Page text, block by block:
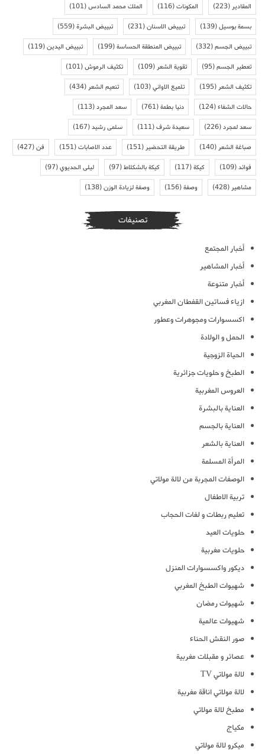
المقادير(223) المكونات(116) الملك محمد السادس(101)
بسمة بوسيل(139) تبييض الاسنان(231) تبييض البشرة(559)
تبييض الجسم(332) تبييض المنطقة الحساسة(199) تبييض اليدين(119)
تعطير الجسم(95) تقوية الشعر(109) تكثيف الرموش(101)
تكثيف الشعر(195) تلميع الاواني(103) تنعيم الشعر(434)
حالات الشفاء(124) دنيا بطمة(761) سعد المجرد(113)
سعد لمجرد(226) سعيدة شرف(111) سلمى رشيد(167)
صباغة الشعر(140) طريقة التحضير(151) عدد الاصابات(151) فن(427)
فوائد(109) كيكة(117) كيكة بالشكلاط(97) ليلى الحديوي(97)
مشاهير(428) وصفة(156) وصفة لزيادة الوزن(138)
تصنيفات
أخبار المجتمع
أخبار المشاهير
أخبار متنوعة
ازياء فساتين القفطان المغربي
اكسسوارات ومجوهرات وعطور
الحمل و الولادة
الحياة الزوجية
الطبخ و حلويات جزائرية
العروس المغربية
العناية بالبشرة
العناية بالجسم
العناية بالشعر
المرأة المسلمة
الوصفات المجربة من لالة مولاتي
تربية الاطفال
تعليم ربطات و لفات الحجاب
حلويات العيد
حلويات مغربية
ديكور واكسسوارات المنزل
شهيوات الطبخ المغربي
شهيوات رمضان
شهيوات عالمية
صور النقش الحناء
عصائر و مقبلات مغربية
لالة مولاتي TV
لالة مولاتي اناقة مغربية
مطبخ لالة مولاتي
مكياج
ميكرو لالة مولاتي